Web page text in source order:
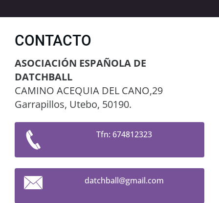
CONTACTO
ASOCIACIÓN ESPAÑOLA DE
DATCHBALL
CAMINO ACEQUIA DEL CANO,29
Garrapillos, Utebo, 50190.
Tfn: 674812323
datchball@gmail.com